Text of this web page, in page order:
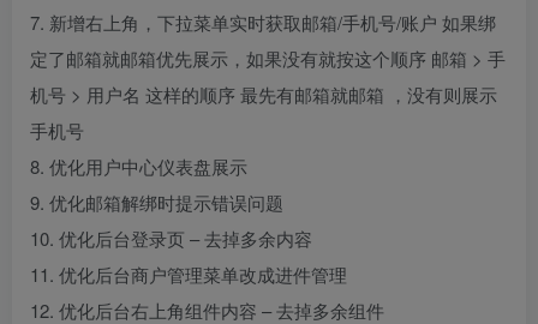
7. 新增右上角，下拉菜单实时获取邮箱/手机号/账户 如果绑
定了邮箱就邮箱优先展示，如果没有就按这个顺序 邮箱 > 手
机号 > 用户名 这样的顺序 最先有邮箱就邮箱 ，没有则展示
手机号
8. 优化用户中心仪表盘展示
9. 优化邮箱解绑时提示错误问题
10. 优化后台登录页 – 去掉多余内容
11. 优化后台商户管理菜单改成进件管理
12. 优化后台右上角组件内容 – 去掉多余组件